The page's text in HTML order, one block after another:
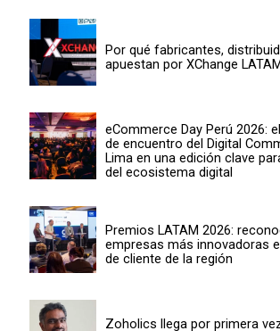
Por qué fabricantes,
apuestan por XChange
eCommerce Day Perú 2026:
de encuentro del Digital
Lima en una edición clave
del ecosistema digital
Premios LATAM 2026:
empresas más innovadoras
de cliente de la región
Zoholics llega por primera